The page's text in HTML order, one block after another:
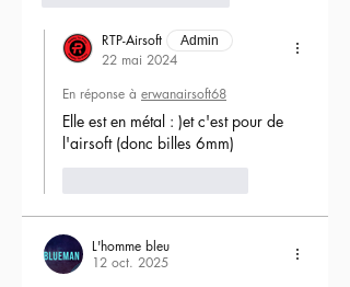
RTP-Airsoft Admin
22 mai 2024
En réponse à erwanairsoft68
Elle est en métal : )et c'est pour de
l'airsoft (donc billes 6mm)
L'homme bleu
12 oct. 2025